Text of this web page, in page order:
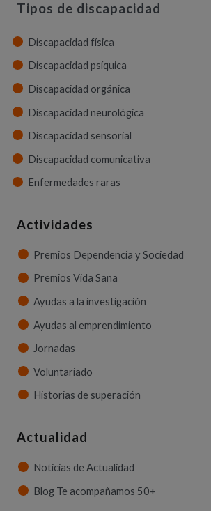
Tipos de discapacidad
Discapacidad física
Discapacidad psíquica
Discapacidad orgánica
Discapacidad neurológica
Discapacidad sensorial
Discapacidad comunicativa
Enfermedades raras
Actividades
Premios Dependencia y Sociedad
Premios Vida Sana
Ayudas a la investigación
Ayudas al emprendimiento
Jornadas
Voluntariado
Historias de superación
Actualidad
Noticias de Actualidad
Blog Te acompañamos 50+